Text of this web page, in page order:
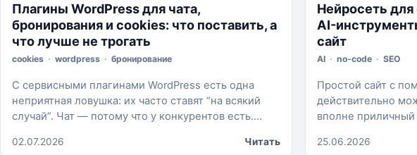
Плагины WordPress для чата,
бронирования и cookies: что поставить, а
что лучше не трогать
cookies · wordpress · бронирование
С сервисными плагинами WordPress есть одна
неприятная ловушка: их часто ставят “на всякий
случай”. Чат — потому что у конкурентов есть.
Cookie-баннер — потому что “так надо”. А потом
02.07.2026 Читать
Нейросеть для
AI-
сайт
AI · no-code · SEO
Простой сайт с
действительно
вполне приличный
отдельными
25.06.2026